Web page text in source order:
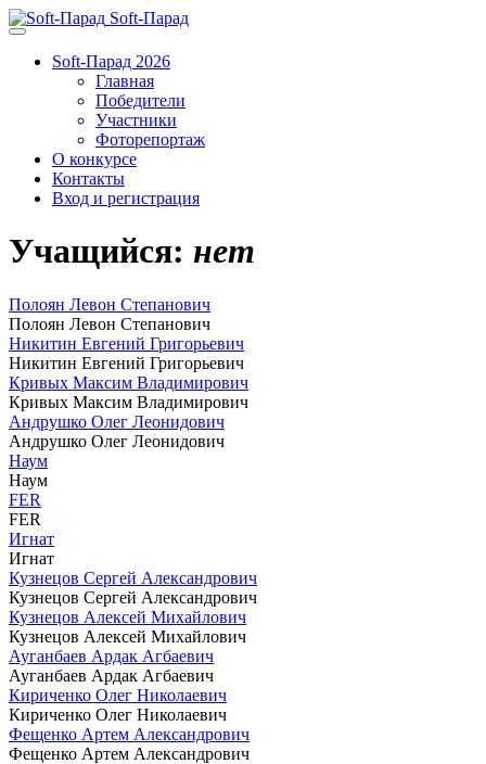
Soft-Парад
Soft-Парад 2026
Главная
Победители
Участники
Фоторепортаж
О конкурсе
Контакты
Вход и регистрация
Учащийся: нет
Полоян Левон Степанович
Полоян Левон Степанович
Никитин Евгений Григорьевич
Никитин Евгений Григорьевич
Кривых Максим Владимирович
Кривых Максим Владимирович
Андрушко Олег Леонидович
Андрушко Олег Леонидович
Наум
Наум
FER
FER
Игнат
Игнат
Кузнецов Сергей Александрович
Кузнецов Сергей Александрович
Кузнецов Алексей Михайлович
Кузнецов Алексей Михайлович
Ауганбаев Ардак Агбаевич
Ауганбаев Ардак Агбаевич
Кириченко Олег Николаевич
Кириченко Олег Николаевич
Фещенко Артем Александрович
Фещенко Артем Александрович